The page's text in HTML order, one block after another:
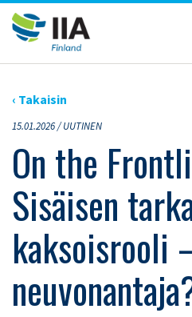
Siirry
sisältöön
›ARTIKKELIT›ON THE FRONTLINES:
VALVOJA VAI NEUVONANTAJA?
‹ Takaisin
15.01.2026 /UUTINEN
On the
Sisäisen
kaksoisrooli